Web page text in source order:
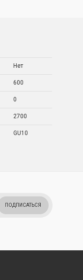
Нет
600
0
2700
GU10
ПОДПИСАТЬСЯ